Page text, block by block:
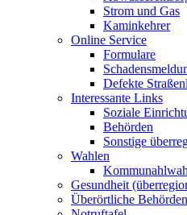
Strom und Gas
Kaminkehrer
Online Service
Formulare
Defekte
Interessante Links
Soziale
Behörden
Sonstige
Wahlen
Gesundheit
Überörtliche Behörden